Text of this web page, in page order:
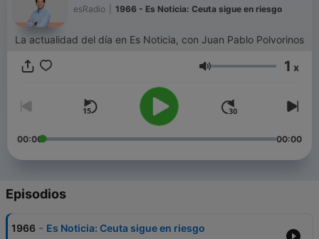
esRadio 1966 - Es Noticia: Ceuta sigue en riesgo
La actualidad del día en Es Noticia, con Juan Pablo Polvorinos
Volumen 1 x
00:00 00:00
Episodios
1966 - Es Noticia: Ceuta sigue en riesgo